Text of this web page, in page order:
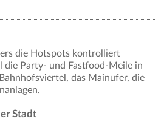
die Hotspots kontrolliert
die Party- und Fastfood-Meile in
das Mainufer, die
Stadt